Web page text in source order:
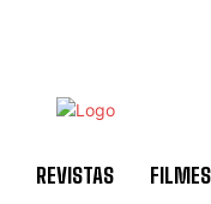
REVISTAS FILMES